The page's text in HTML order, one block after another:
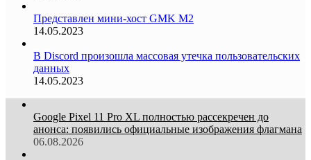
Представлен мини-хост GMK M2
14.05.2023
В Discord произошла массовая утечка пользовательских
данных
14.05.2023
Google Pixel 11 Pro XL полностью рассекречен до
анонса: появились официальные изображения флагмана
06.08.2026